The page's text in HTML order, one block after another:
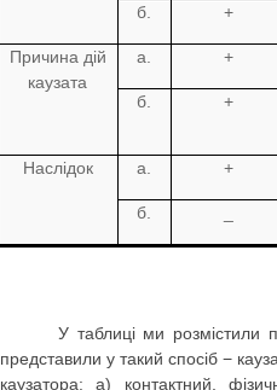
б +
Причина дій
каузата
а +
б +
Наслідок а +
б
У таблиці ми розмістили
представили у такий спосіб −
каузатора: а) контактний,